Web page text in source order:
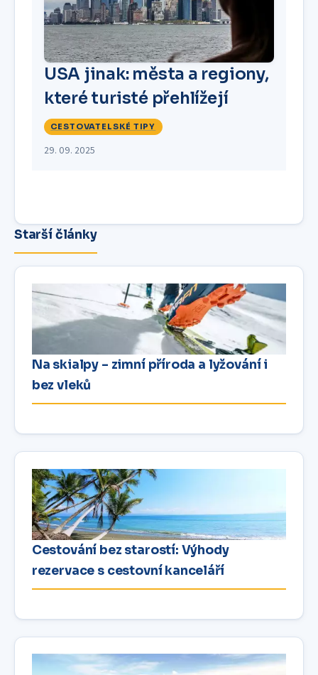
USA jinak: města a regiony,
které turisté přehlížejí
CESTOVATELSKÉ TIPY
29. 09. 2025
Starší články
Na skialpy – zimní příroda a lyžování i
bez vleků
Cestování bez starostí: Výhody
rezervace s cestovní kanceláří